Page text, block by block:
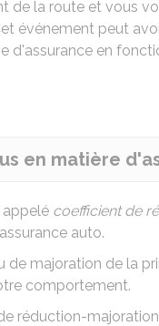
de la route et vous
événement peut
d'assurance en
en matière
coefficient de
auto.
majoration de la
comportement.
réduction-